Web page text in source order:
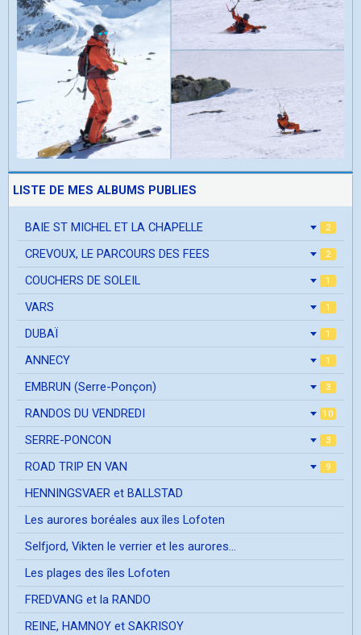
LISTE DE MES ALBUMS PUBLIES
BAIE ST MICHEL ET LA CHAPELLE 2
CREVOUX, LE PARCOURS DES FEES 2
COUCHERS DE SOLEIL 1
VARS 1
DUBAÏ 1
ANNECY 1
EMBRUN (Serre-Ponçon) 3
RANDOS DU VENDREDI 10
SERRE-PONCON 3
ROAD TRIP EN VAN 9
HENNINGSVAER et BALLSTAD
Les aurores boréales aux îles Lofoten
Selfjord, Vikten le verrier et les aurores...
Les plages des îles Lofoten
FREDVANG et la RANDO
REINE, HAMNOY et SAKRISOY